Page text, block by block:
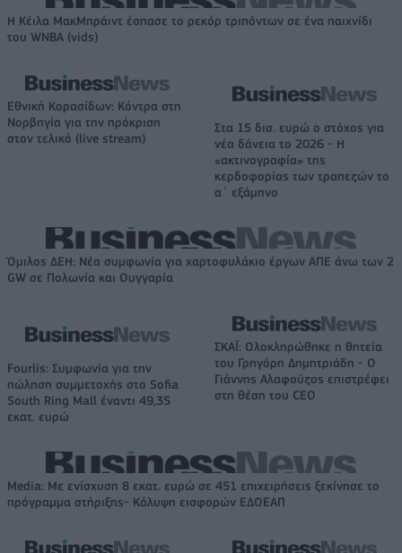
Η Κέιλα ΜακΜπράιντ έσπασε το ρεκόρ τριπόντων σε ένα παιχνίδι
του WNBA (vids)
Εθνική Κορασίδων: Κόντρα στη
Νορβηγία για την πρόκριση
στον τελικό (live stream)
Στα 15 δισ. ευρώ ο στόχος για
νέα δάνεια το 2026 - Η
«ακτινογραφία» της
κερδοφορίας των τραπεζών το
α΄ εξάμηνο
Όμιλος ΔΕΗ: Νέα συμφωνία για χαρτοφυλάκιο έργων ΑΠΕ άνω των 2
GW σε Πολωνία και Ουγγαρία
Fourlis: Συμφωνία για την
πώληση συμμετοχής στο Sofia
South Ring Mall έναντι 49,35
εκατ. ευρώ
ΣΚΑΪ: Ολοκληρώθηκε η θητεία
του Γρηγόρη Δημητριάδη - Ο
Γιάννης Αλαφούζος επιστρέφει
στη θέση του CEO
Media: Με ενίσχυση 8 εκατ. ευρώ σε 451 επιχειρήσεις ξεκίνησε το
πρόγραμμα στήριξης- Κάλυψη εισφορών ΕΔΟΕΑΠ